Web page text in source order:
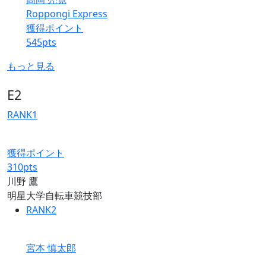
Roppongi Express
獲得ポイント
545pts
もっと見る
E2
RANK1
獲得ポイント
310pts
川野 鷹
明星大学自転車競技部
RANK2
宮本 慎太郎